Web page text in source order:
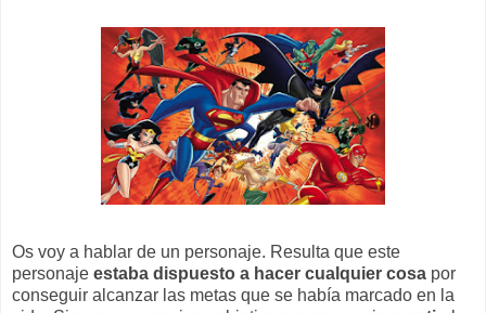
Os voy a hablar de un personaje. Resulta que este
personaje estaba dispuesto a hacer cualquier cosa por
conseguir alcanzar las metas que se había marcado en la